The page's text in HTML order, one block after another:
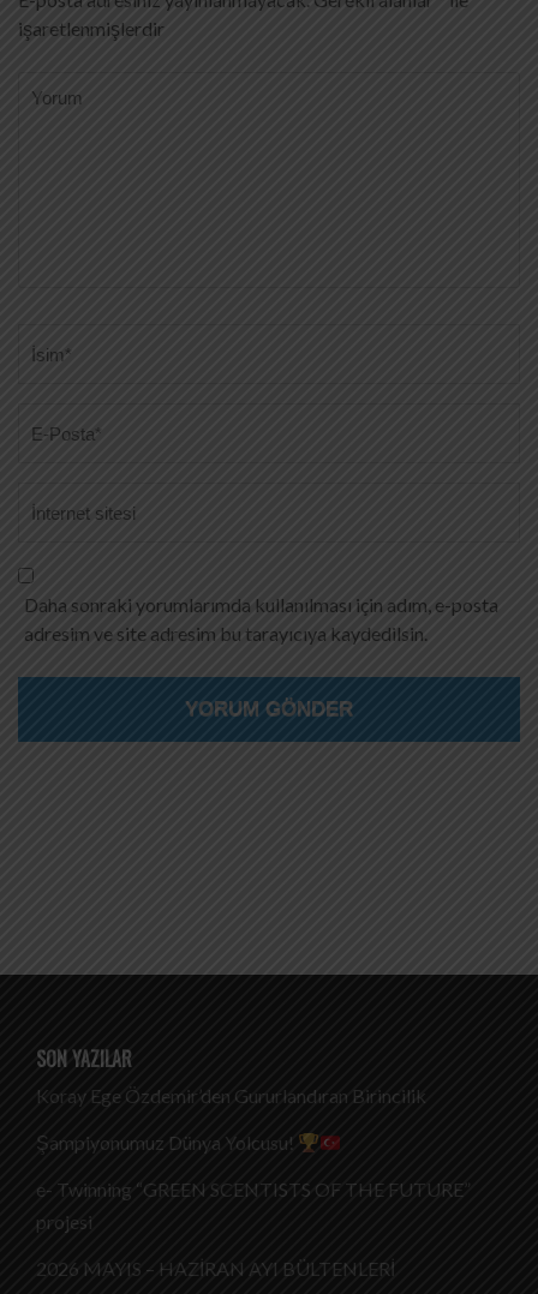
işaretlenmişlerdir
Daha sonraki yorumlarımda kullanılması için adım, e-posta
adresim ve site adresim bu tarayıcıya kaydedilsin.
SON YAZILAR
Koray Ege Özdemir’den Gururlandıran Birincilik
Şampiyonumuz Dünya Yolcusu!
e- Twinning “GREEN SCENTISTS OF THE FUTURE”
projesi
2026 MAYIS – HAZİRAN AYI BÜLTENLERİ